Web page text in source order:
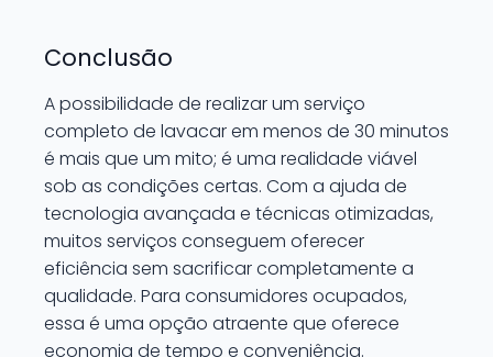
Conclusão
A possibilidade de realizar um serviço
completo de lavacar em menos de 30 minutos
é mais que um mito; é uma realidade viável
sob as condições certas. Com a ajuda de
tecnologia avançada e técnicas otimizadas,
muitos serviços conseguem oferecer
eficiência sem sacrificar completamente a
qualidade. Para consumidores ocupados,
essa é uma opção atraente que oferece
economia de tempo e conveniência.